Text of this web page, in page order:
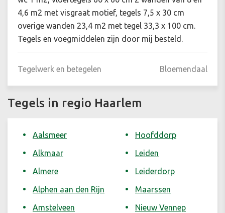
4,6 m2 met visgraat motief, tegels 7,5 x 30 cm
overige wanden 23,4 m2 met tegel 33,3 x 100 cm.
Tegels en voegmiddelen zijn door mij besteld.
Tegelwerk en betegelen Bloemendaal
Tegels in regio Haarlem
Aalsmeer
Alkmaar
Almere
Alphen aan den Rijn
Amstelveen
Hoofddorp
Leiden
Leiderdorp
Maarssen
Nieuw Vennep